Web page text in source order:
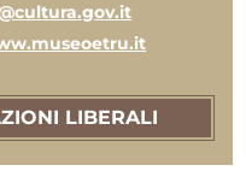
LIBERALI